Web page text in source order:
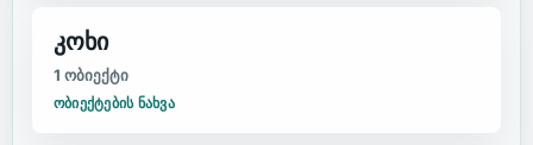
კოხი
1 ობიექტი
ᲝᲑᲘᲔᲥᲢᲔᲑᲘᲡ ᲜᲐᲮᲕᲐ